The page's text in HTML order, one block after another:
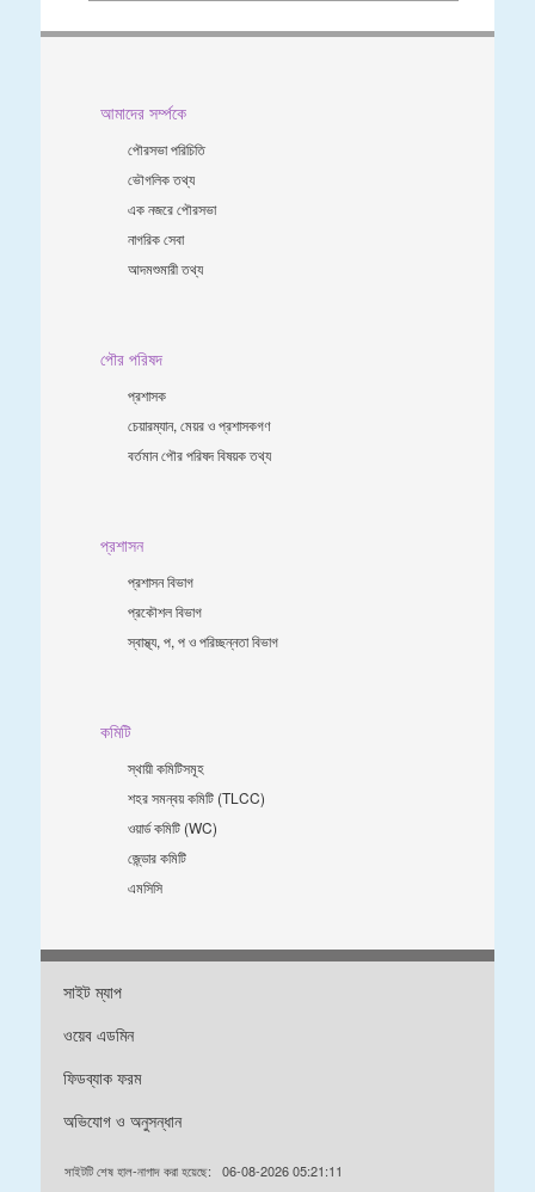
আমাদের সর্ম্পকে
পৌরসভা পরিচিতি
ভৌগলিক তথ্য
এক নজরে পৌরসভা
নাগরিক সেবা
আদমশুমারী তথ্য
পৌর পরিষদ
প্রশাসক
চেয়ারম্যান, মেয়র ও প্রশাসকগণ
বর্তমান পৌর পরিষদ বিষয়ক তথ্য
প্রশাসন
প্রশাসন বিভাগ
প্রকৌশল বিভাগ
স্বাস্থ্য, প, প ও পরিচ্ছন্নতা ‍বিভাগ
কমিটি
স্থায়ী কমিটিসমূহ
শহর সমন্বয় কমিটি (TLCC)
ওয়ার্ড কমিটি (WC)
জে্ন্ডার কমিটি
এমসিসি
সাইট ম্যাপ
ওয়েব এডমিন
ফিডব্যাক ফরম
অভিযোগ ও অনুসন্ধান
সাইটটি শেষ হাল-নাগাদ করা হয়েছে: 06-08-2026 05:21:11